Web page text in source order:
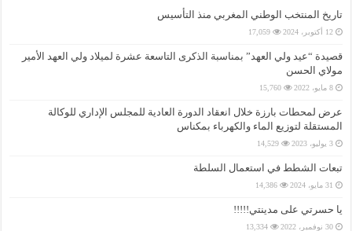
تاريخ المنتخب الوطني المغربي منذ التأسيس
12 أكتوبر، 2024 17,059
قصيدة “عيد ولي العهد” بمناسبة الذكرى التاسعة عشرة لميلاد ولي العهد الأمير
مولاي الحسن
8 مايو، 2022 15,760
عرض لمحطات بارزة خلال انعقاد الدورة العادية للمجلس الإداري للوكالة
المستقلة لتوزيع الماء والكهرباء بمكناس
3 يوليو، 2023 14,529
تبعات الشطط في استعمال السلطة
31 مايو، 2024 14,386
يا حسرتي على مدينتي!!!!!
30 نوفمبر، 2022 13,334